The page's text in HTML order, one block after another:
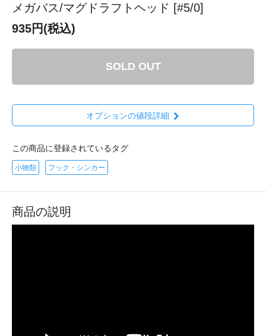
メガバス/マグドラフトヘッド [#5/0]
935円(税込)
SOLD OUT
オプションの値段詳細
この商品に登録されているタグ
小物類 フック・シンカー
商品の説明